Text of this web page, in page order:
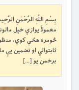
بِسْمِ اللَّهِ الرَّحْمَنِ
معمولاً يوازې خپل
څومره هڅې کوي،
ثابتوالي او تضمين يې
برخمن يو […]